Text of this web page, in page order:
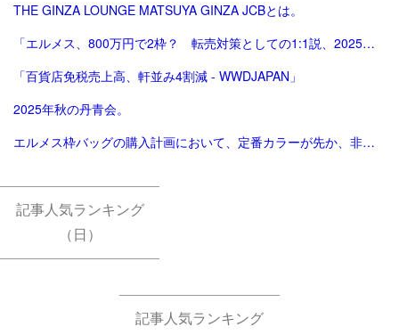
THE GINZA LOUNGE MATSUYA GINZA JCBとは。
「エルメス、800万円で2枠？ 転売対策としての1:1説、2025年版。ほぼ完結（？）編。」
「百貨店免税売上高、軒並み4割減 - WWDJAPAN」
2025年秋の丹青会。
エルメス枠バッグの購入計画において、定番カラーが先か、非定番カラーが先か。
記事人気ランキング
（日）
記事人気ランキング